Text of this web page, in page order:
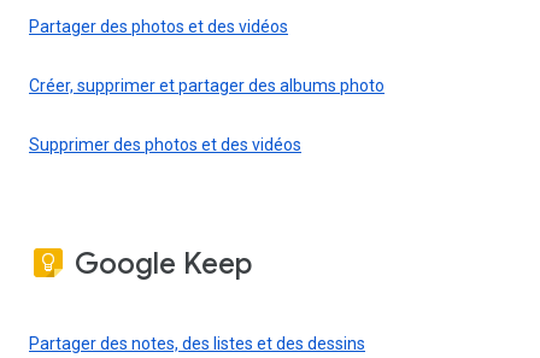
Partager des photos et des vidéos
Créer, supprimer et partager des albums photo
Supprimer des photos et des vidéos
Google Keep
Partager des notes, des listes et des dessins